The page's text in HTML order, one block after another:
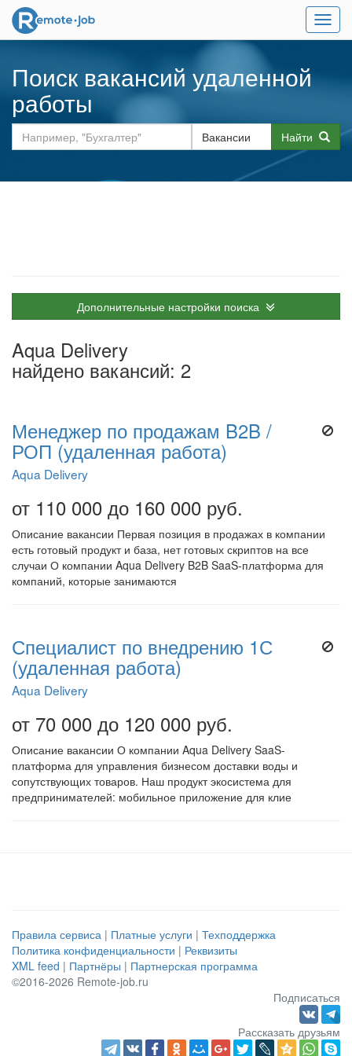
Меню
Поиск вакансий удаленной
работы
Найти
Дополнительные настройки поиска
Aqua Delivery
найдено вакансий: 2
Менеджер по продажам B2B /
РОП (удаленная работа)
Aqua Delivery
от 110 000 до 160 000 руб.
Описание вакансии Первая позиция в продажах в компании
есть готовый продукт и база, нет готовых скриптов на все
случаи О компании Aqua Delivery B2B SaaS-платформа для
компаний, которые занимаются
Специалист по внедрению 1С
(удаленная работа)
Aqua Delivery
от 70 000 до 120 000 руб.
Описание вакансии О компании Aqua Delivery SaaS-
платформа для управления бизнесом доставки воды и
сопутствующих товаров. Наш продукт экосистема для
предпринимателей: мобильное приложение для клие
Правила сервиса | Платные услуги | Техподдержка
Политика конфиденциальности | Реквизиты
XML feed | Партнёры | Партнерская программа
©2016-2026 Remote-job.ru
Подписаться
Рассказать друзьям